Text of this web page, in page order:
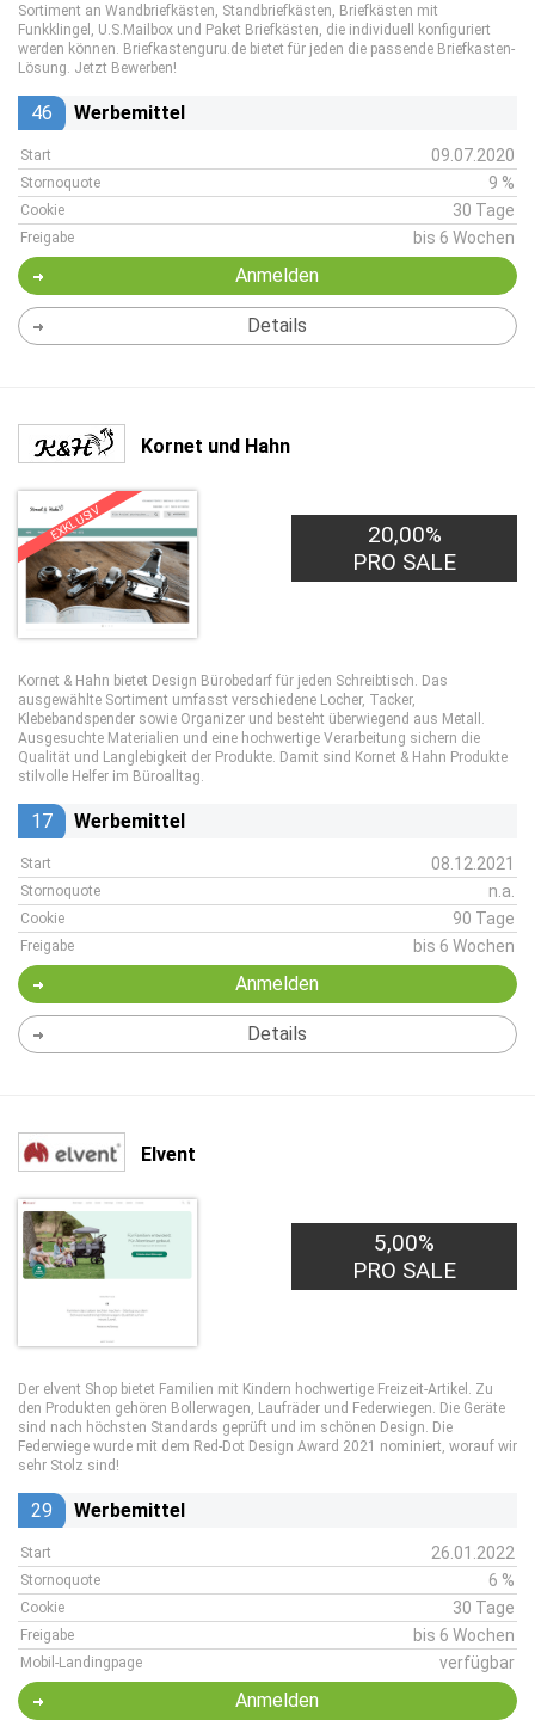
Sortiment an Wandbriefkästen, Standbriefkästen, Briefkästen mit
Funkklingel, U.S.Mailbox und Paket Briefkästen, die individuell konfiguriert
werden können. Briefkastenguru.de bietet für jeden die passende Briefkasten-
Lösung. Jetzt Bewerben!
46 Werbemittel
Start 09.07.2020
Stornoquote 9 %
Cookie 30 Tage
Freigabe bis 6 Wochen
Anmelden
Details
Kornet und Hahn
EXKLUSIV
20,00%
PRO SALE
Kornet & Hahn bietet Design Bürobedarf für jeden Schreibtisch. Das
ausgewählte Sortiment umfasst verschiedene Locher, Tacker,
Klebebandspender sowie Organizer und besteht überwiegend aus Metall.
Ausgesuchte Materialien und eine hochwertige Verarbeitung sichern die
Qualität und Langlebigkeit der Produkte. Damit sind Kornet & Hahn Produkte
stilvolle Helfer im Büroalltag.
17 Werbemittel
Start 08.12.2021
Stornoquote n.a.
Cookie 90 Tage
Freigabe bis 6 Wochen
Anmelden
Details
Elvent
5,00%
PRO SALE
Der elvent Shop bietet Familien mit Kindern hochwertige Freizeit-Artikel. Zu
den Produkten gehören Bollerwagen, Laufräder und Federwiegen. Die Geräte
sind nach höchsten Standards geprüft und im schönen Design. Die
Federwiege wurde mit dem Red-Dot Design Award 2021 nominiert, worauf wir
sehr Stolz sind!
29 Werbemittel
Start 26.01.2022
Stornoquote 6 %
Cookie 30 Tage
Freigabe bis 6 Wochen
Mobil-Landingpage verfügbar
Anmelden